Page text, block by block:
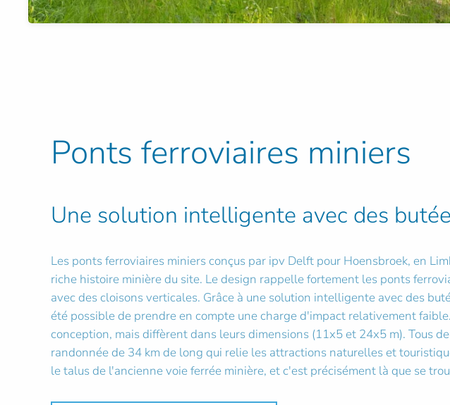
Ponts ferroviaires miniers
Une solution intelligente avec des
Les ponts ferroviaires miniers conçus par ipv Delft pour Hoensbroek, en
riche histoire minière du site. Le design rappelle fortement les ponts
avec des cloisons verticales. Grâce à une solution intelligente avec des
été possible de prendre en compte une charge d'impact relativement
conception, mais diffèrent dans leurs dimensions (11x5 et 24x5 m). Tous
randonnée de 34 km de long qui relie les attractions naturelles et
le talus de l'ancienne voie ferrée minière, et c'est précisément là que se